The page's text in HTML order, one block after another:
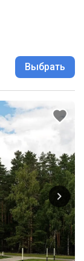
Выбрать